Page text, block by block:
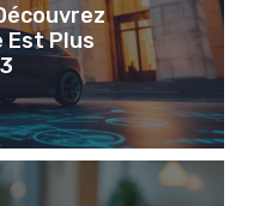
Est Plus